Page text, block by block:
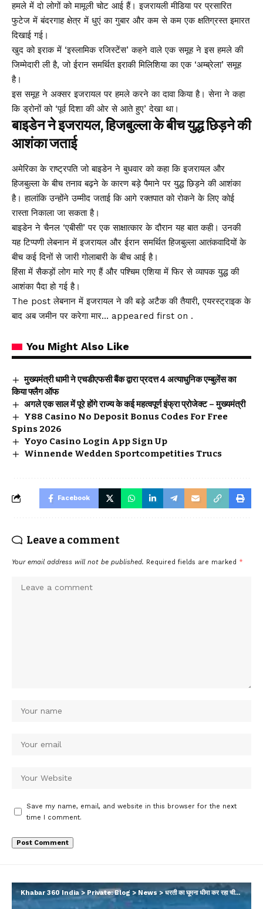
हमले में दो लोगों को मामूली चोट आई हैं। इजरायली मीडिया पर प्रसारित
फुटेज में बंदरगाह क्षेत्र में धुएं का गुबार और कम से कम एक क्षतिग्रस्त इमारत
दिखाई गई।
खुद को इराक में ‘इस्लामिक रजिस्टेंस’ कहने वाले एक समूह ने इस हमले की
जिम्मेदारी ली है, जो ईरान समर्थित इराकी मिलिशिया का एक ‘अम्ब्रेला’ समूह
है।
इस समूह ने अक्सर इजरायल पर हमले करने का दावा किया है। सेना ने कहा
कि ड्रोनों को ‘पूर्व दिशा की ओर से आते हुए’ देखा था।
बाइडेन ने इजरायल, हिजबुल्ला के बीच युद्ध छिड़ने की
आशंका जताई
अमेरिका के राष्ट्रपति जो बाइडेन ने बुधवार को कहा कि इजरायल और
हिजबुल्ला के बीच तनाव बढ़ने के कारण बड़े पैमाने पर युद्ध छिड़ने की आशंका
है। हालांकि उन्होंने उम्मीद जताई कि आगे रक्तपात को रोकने के लिए कोई
रास्ता निकाला जा सकता है।
बाइडेन ने चैनल ‘एबीसी’ पर एक साक्षात्कार के दौरान यह बात कही। उनकी
यह टिप्पणी लेबनान में इजरायल और ईरान समर्थित हिजबुल्ला आतंकवादियों के
बीच कई दिनों से जारी गोलाबारी के बीच आई है।
हिंसा में सैकड़ों लोग मारे गए हैं और पश्चिम एशिया में फिर से व्यापक युद्ध की
आशंका पैदा हो गई है।
The post लेबनान में इजरायल ने की बड़े अटैक की तैयारी, एयरस्ट्राइक के
बाद अब जमीन पर करेगा मार… appeared first on .
You Might Also Like
मुख्यमंत्री धामी ने एचडीएफसी बैंक द्वारा प्रदत्त 4 अत्याधुनिक एम्बुलेंस का
किया फ्लैग ऑफ
अगले एक साल में पूरे होंगे राज्य के कई महत्वपूर्ण इंफ्रा प्रोजेक्ट – मुख्यमंत्री
Y88 Casino No Deposit Bonus Codes For Free
Spins 2026
Yoyo Casino Login App Sign Up
Winnende Wedden Sportcompetities Trucs
Facebook
Leave a comment
Your email address will not be published. Required fields are marked *
Save my name, email, and website in this browser for the next
time I comment.
Khabar 360 India > Private: Blog > News>धरती का घूमना धीमा कर रहा चीन का विशालकाय बांध? दुनिया पर पड़ेगा ये असर, NASA ने सब बताया…